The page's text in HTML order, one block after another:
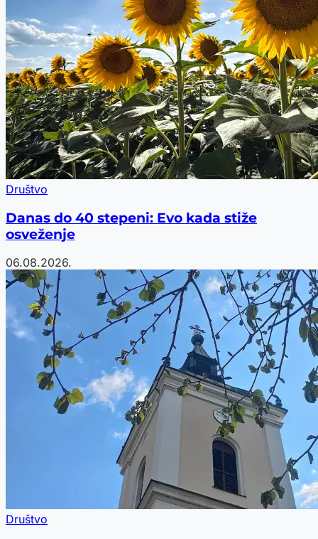
Društvo
Danas do 40 stepeni: Evo kada stiže
osveženje
06.08.2026.
Društvo